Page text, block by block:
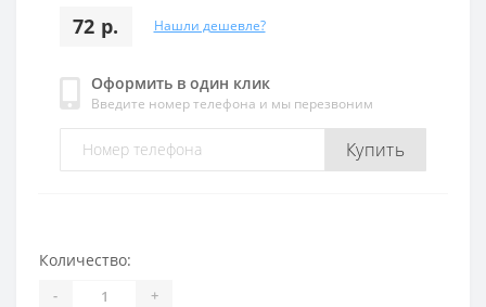
72 р. Нашли дешевле?
Оформить в один клик
Введите номер телефона и мы перезвоним
Купить
Количество:
- +